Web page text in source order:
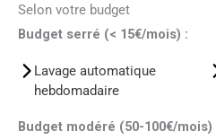
Selon votre budget
Budget serré (< 15€/mois) :
Lavage automatique
hebdomadaire
Budget modéré (50-100€/mois)